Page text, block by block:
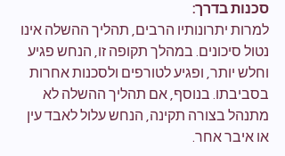
סכנות בדרך:
למרות יתרונותיו הרבים, תהליך ההשלה אינו
נטול סיכונים. במהלך תקופה זו, הנחש פגיע
וחלש יותר, ופגיע לטורפים ולסכנות אחרות
בסביבתו. בנוסף, אם תהליך ההשלה לא
מתנהל בצורה תקינה, הנחש עלול לאבד עין
או איבר אחר.